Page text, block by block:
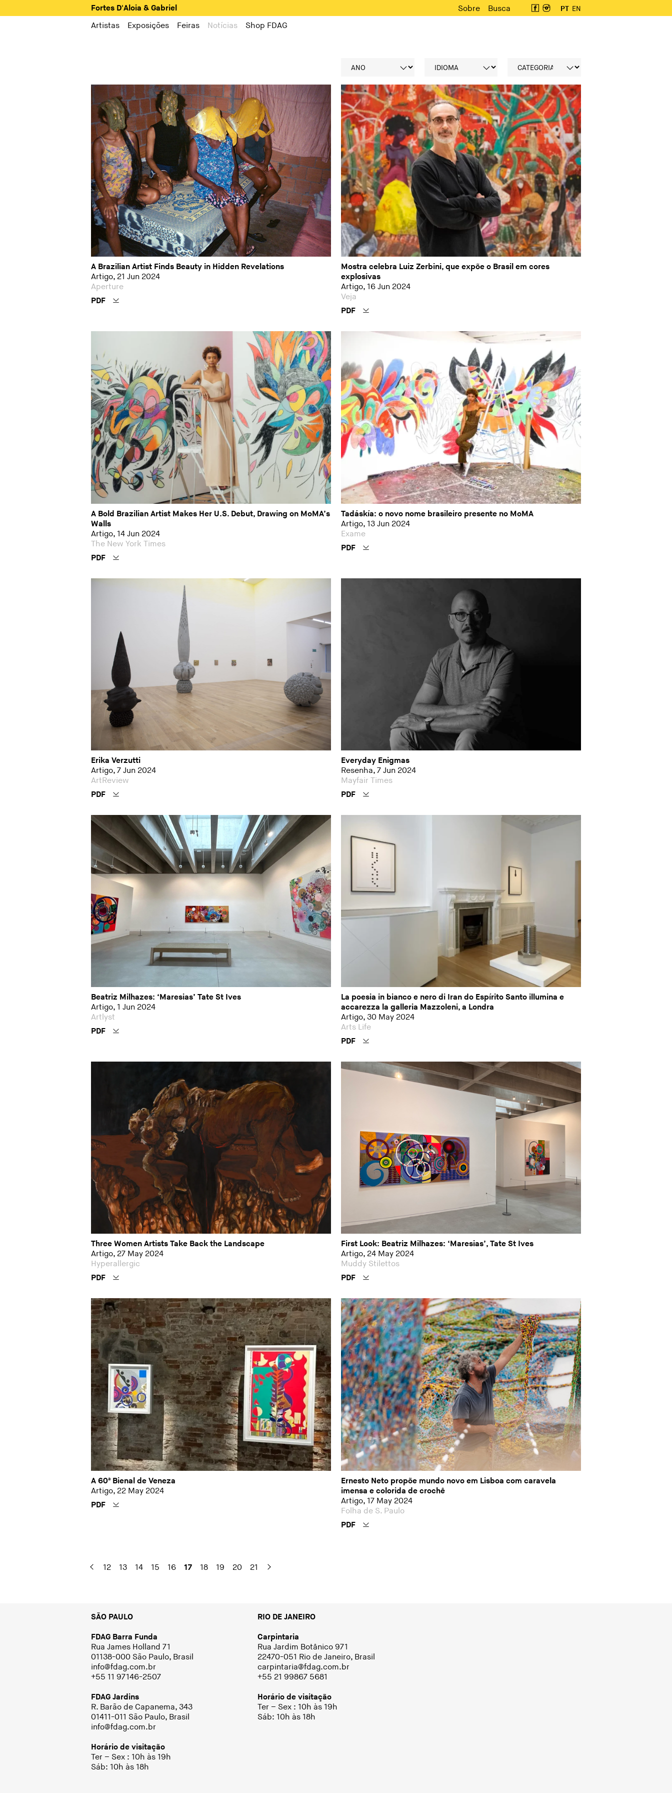
Fortes D'Aloia & Gabriel Sobre Busca PT EN
Artistas Exposições Feiras Notícias Shop FDAG
A Brazilian Artist Finds Beauty in Hidden Revelations
Artigo, 21 Jun 2024
Aperture
PDF
Mostra celebra Luiz Zerbini, que expõe o Brasil em cores
explosivas
Artigo, 16 Jun 2024
Veja
PDF
A Bold Brazilian Artist Makes Her U.S. Debut, Drawing on MoMA’s
Walls
Artigo, 14 Jun 2024
The New York Times
PDF
Tadáskía: o novo nome brasileiro presente no MoMA
Artigo, 13 Jun 2024
Exame
PDF
Erika Verzutti
Artigo, 7 Jun 2024
ArtReview
PDF
Everyday Enigmas
Resenha, 7 Jun 2024
Mayfair Times
PDF
Beatriz Milhazes: ‘Maresias’ Tate St Ives
Artigo, 1 Jun 2024
Artlyst
PDF
La poesia in bianco e nero di Iran do Espírito Santo illumina e
accarezza la galleria Mazzoleni, a Londra
Artigo, 30 May 2024
Arts Life
PDF
Three Women Artists Take Back the Landscape
Artigo, 27 May 2024
Hyperallergic
PDF
First Look: Beatriz Milhazes: ‘Maresias’, Tate St Ives
Artigo, 24 May 2024
Muddy Stilettos
PDF
A 60ª Bienal de Veneza
Artigo, 22 May 2024
PDF
Ernesto Neto propõe mundo novo em Lisboa com caravela
imensa e colorida de crochê
Artigo, 17 May 2024
Folha de S. Paulo
PDF
12 13 14 15 16 17 18 19 20 21
SÃO PAULO
FDAG Barra Funda
Rua James Holland 71
01138-000 São Paulo, Brasil
info@fdag.com.br
+55 11 97146-2507
FDAG Jardins
R. Barão de Capanema, 343
01411-011 São Paulo, Brasil
info@fdag.com.br
Horário de visitação
Ter – Sex : 10h às 19h
Sáb: 10h às 18h
RIO DE JANEIRO
Carpintaria
Rua Jardim Botânico 971
22470-051 Rio de Janeiro, Brasil
carpintaria@fdag.com.br
+55 21 99867 5681
Horário de visitação
Ter – Sex : 10h às 19h
Sáb: 10h às 18h